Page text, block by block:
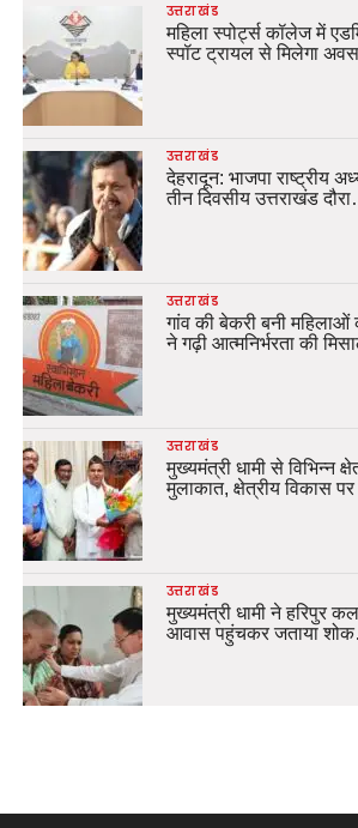
उत्तराखंड
महिला स्पोर्ट्स कॉलेज में
स्पॉट ट्रायल से मिलेगा
उत्तराखंड
देहरादून: भाजपा राष्ट्रीय
तीन दिवसीय उत्तराखंड
उत्तराखंड
गांव की बेकरी बनी महिलाओं
ने गढ़ी आत्मनिर्भरता की
उत्तराखंड
मुख्यमंत्री धामी से विभिन्न
मुलाकात, क्षेत्रीय विकास
उत्तराखंड
मुख्यमंत्री धामी ने हरिपुर
आवास पहुंचकर जताया